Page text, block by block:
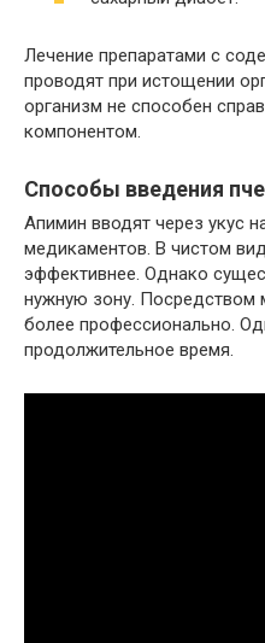
Лечение препаратами с
проводят при истощении
организм не способен
компонентом.
Способы введения
Апимин вводят через укус
медикаментов. В чистом
эффективнее. Однако
нужную зону. Посредством
более профессионально.
продолжительное время.